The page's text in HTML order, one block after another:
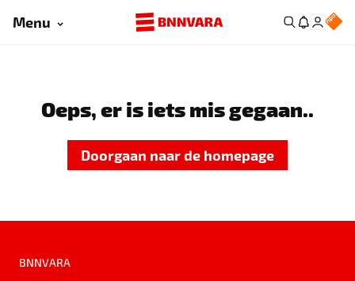
Menu
Oeps, er is iets mis gegaan..
Doorgaan naar de homepage
BNNVARA